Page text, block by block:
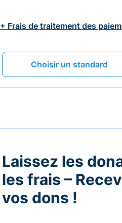
+ Frais de traitement des
Choisir un standard
Laissez les
les frais –
vos dons !